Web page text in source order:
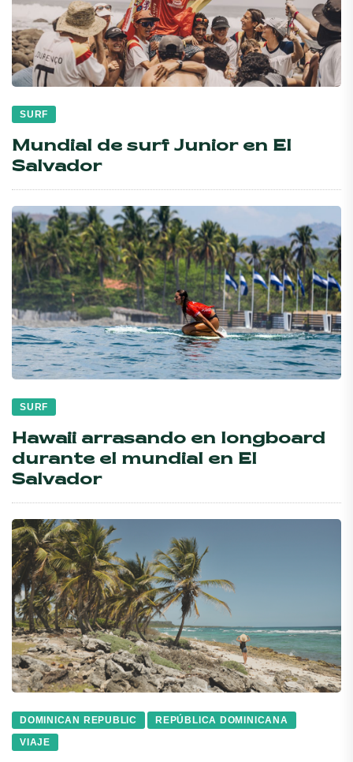
SURF
Mundial de surf Junior en El
Salvador
SURF
Hawaii arrasando en longboard
durante el mundial en El
Salvador
DOMINICAN REPUBLIC
REPÚBLICA DOMINICANA
VIAJE